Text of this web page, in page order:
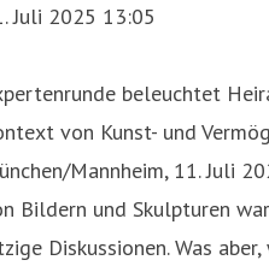
Juli 2025 13:05
beleuchtet
von Kunst- und
Mannheim, 11. Juli
Bildern und Skulpturen
Diskussionen. Was